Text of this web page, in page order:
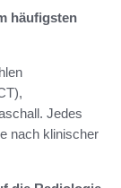
häufigsten
Jedes
nach klinischer